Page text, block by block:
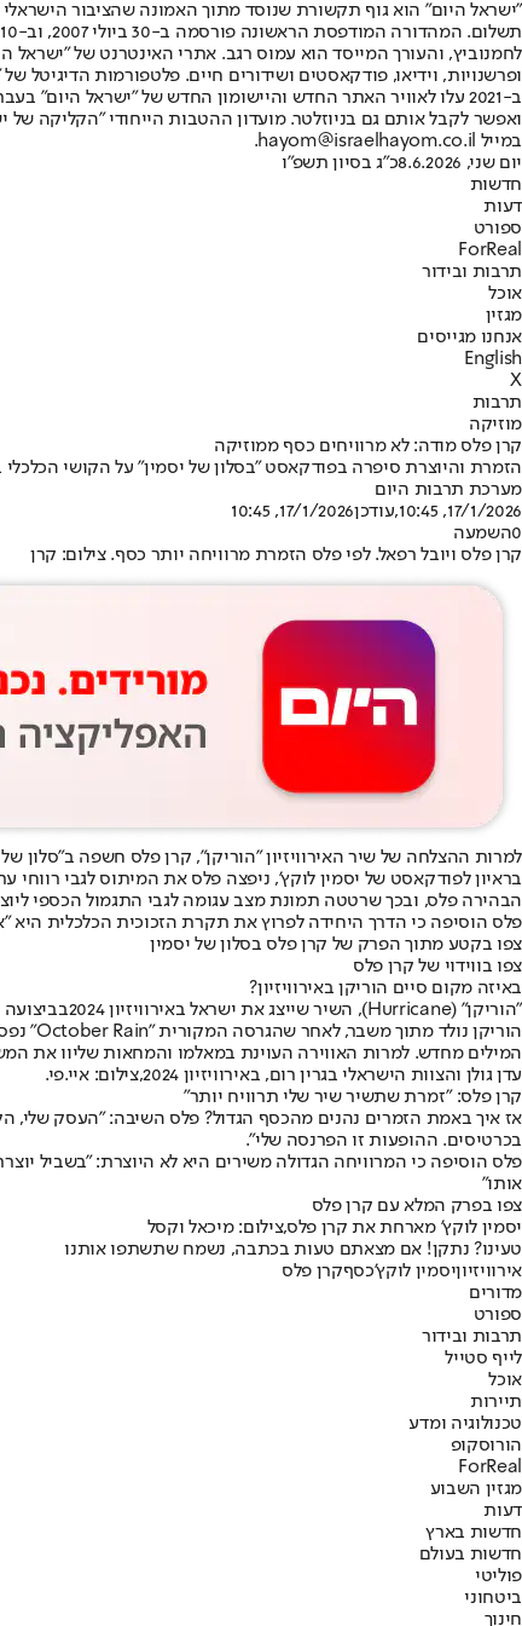
"ישראל היום" הוא גוף תקשורת שנוסד מתוך האמונה שהציבור הישראלי
ופרשנויות, וידיאו, פודקאסטים ושידורים חיים. פלטפורמות הדיגיטל
ב-2021 עלו לאוויר האתר החדש והיישומון החדש של "ישראל
ואפשר לקבל אותם גם בניוזלטר. מועדון ההטבות הייחודי "הקליקה
במייל hayom@israelhayom.co.il.
יום שני, 8.6.2026
כ"ג בסיון תשפ"ו
חדשות
דעות
ספורט
ForReal
תרבות ובידור
אוכל
מגזין
אנחנו מגייסים
English
X
תרבות
מוזיקה
קרן פלס מודה: לא מרוויחים כסף ממוזיקה
הזמרת והיוצרת סיפרה בפודקאסט "בסלון של יסמין" על הקושי
מערכת תרבות היום
17/1/2026, 10:45
,עודכן17/1/2026, 10:45
0השמעה
קרן פלס ויובל רפאל. לפי פלס הזמרת מרוויחה יותר כסף. צילום: קרן
למרות ההצלחה של שיר האירוויזיון "הוריקן", קרן פלס חשפה ב"סלון
הבהירה פלס, ובכך שרטטה תמונת מצב עגומה לגבי התגמול הכספי
פלס הוסיפה כי הדרך היחידה לפרוץ את תקרת הזכוכית הכלכלית היא
צפו בקטע מתוך הפרק של קרן פלס בסלון של יסמין
צפו בווידוי של קרן פלס
באיזה מקום סיים הוריקן באירוויזיון?
"הוריקן" (Hurricane), השיר שייצג את ישראל ב
אירוויזיון 2024
המילים מחדש. למרות האווירה העוינת במאלמו והמחאות שליוו את
עדן גולן והצוות הישראלי בגרין רום, באירוויזיון 2024,צילום: איי.פי.
קרן פלס: "זמרת שתשיר שיר שלי תרוויח יותר"
אז איך באמת הזמרים נהנים מהכסף הגדול? פלס השיבה: "העסק שלי,
בכרטיסים. ההופעות זו הפרנסה שלי".
פלס הוסיפה כי המרוויחה הגדולה משירים היא לא היוצרת: "בשביל
אותו"
צפו בפרק המלא עם קרן פלס
יסמין לוקץ' מארחת את קרן פלס,צילום: מיכאל וקסל
טעינו? נתקן! אם מצאתם טעות בכתבה, נשמח שתשתפו אותנו
אירוויזיוןיסמין לוקץ'כסףקרן פלס
מדורים
ספורט
תרבות ובידור
לייף סטייל
אוכל
תיירות
טכנולוגיה ומדע
הורוסקופ
ForReal
מגזין השבוע
דעות
חדשות בארץ
חדשות בעולם
פוליטי
ביטחוני
חינוך